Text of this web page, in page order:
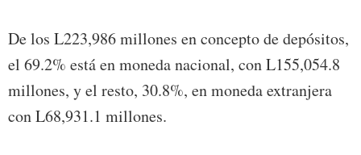
De los L223,986 millones en concepto de depósitos,
el 69.2% está en moneda nacional, con L155,054.8
millones, y el resto, 30.8%, en moneda extranjera
con L68,931.1 millones.